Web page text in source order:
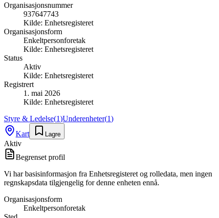
Organisasjonsnummer
937647743
Kilde: Enhetsregisteret
Organisasjonsform
Enkeltpersonforetak
Kilde: Enhetsregisteret
Status
Aktiv
Kilde: Enhetsregisteret
Registrert
1. mai 2026
Kilde: Enhetsregisteret
Styre & Ledelse(1)Underenheter(1)
Kart
Lagre
Aktiv
Begrenset profil
Vi har basisinformasjon fra Enhetsregisteret og rolledata, men ingen
regnskapsdata tilgjengelig for denne enheten ennå.
Organisasjonsform
Enkeltpersonforetak